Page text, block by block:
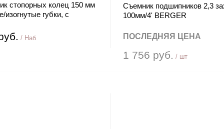
стопорных колец 150 мм
изогнутые губки, с
/ Наб
Съемник подшипников 2,3
100мм/4' BERGER
ПОСЛЕДНЯЯ ЦЕНА
1 756 руб. / шт